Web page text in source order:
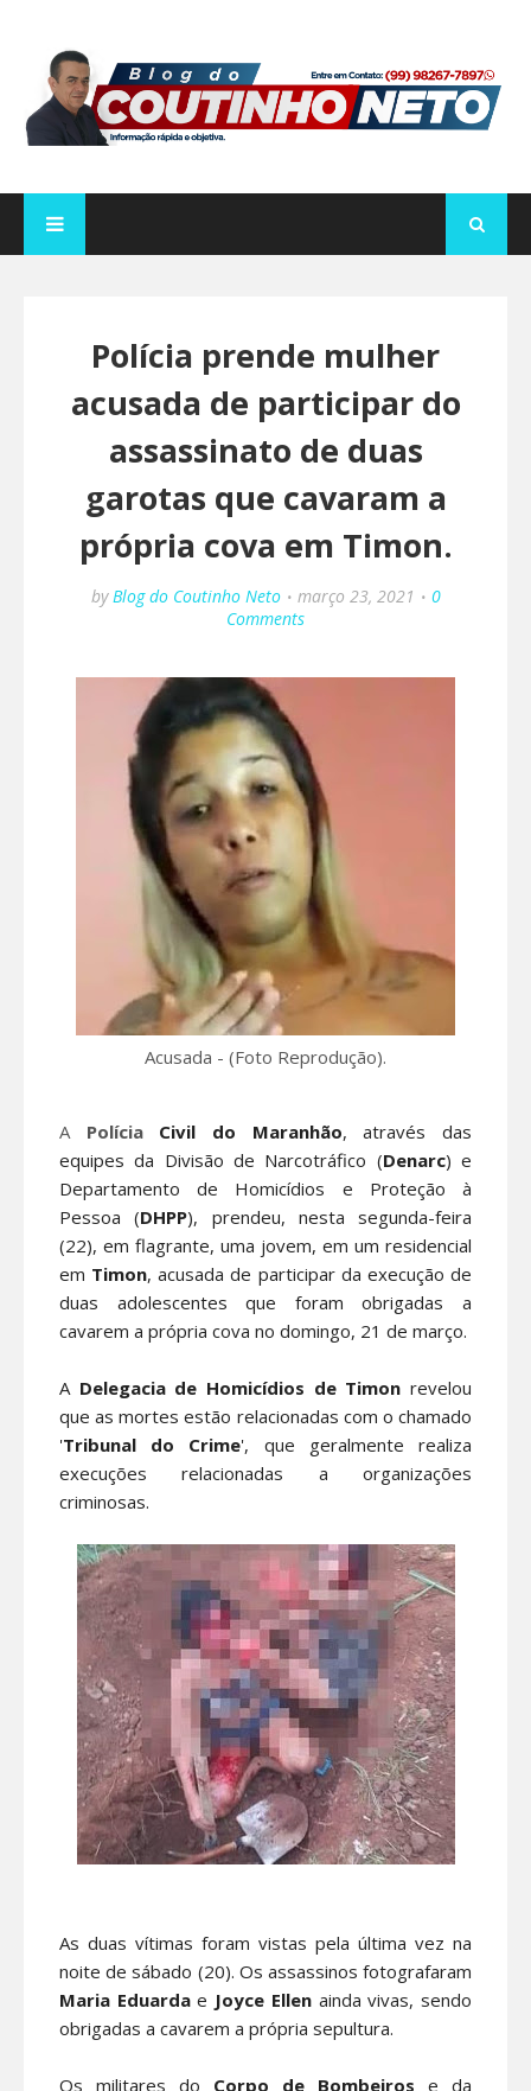
Polícia prende mulher
acusada de participar do
assassinato de duas
garotas que cavaram a
própria cova em Timon.
by Blog do Coutinho Neto março 23, 2021
0
Comments
Acusada - (Foto Reprodução).
A PolíciaCivil do Maranhão, através das
equipes da Divisão de Narcotráfico (Denarc) e
Departamento de Homicídios e Proteção à
Pessoa (DHPP), prendeu, nesta segunda-feira
(22), em flagrante, uma jovem, em um residencial
em Timon, acusada de participar da execução de
duas adolescentes que foram obrigadas a
cavarem a própria cova no domingo, 21 de março.
A Delegacia de Homicídios de Timon revelou
que as mortes estão relacionadas com o chamado
'Tribunal do Crime', que geralmente realiza
execuções relacionadas a organizações
criminosas.
As duas vítimas foram vistas pela última vez na
noite de sábado (20). Os assassinos fotografaram
Maria Eduardae Joyce Ellenainda vivas, sendo
obrigadas a cavarem a própria sepultura.
Os militares do Corpo de Bombeiros e da